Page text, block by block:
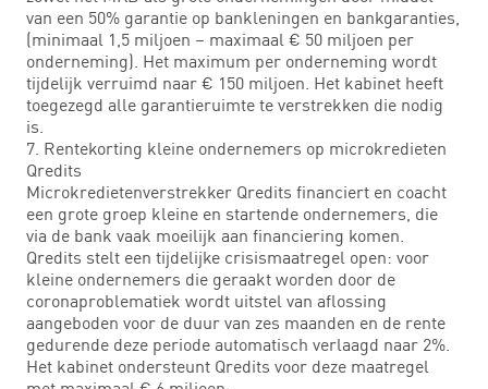
van een 50% garantie op bankleningen en bankgaranties,
(minimaal 1,5 miljoen – maximaal € 50 miljoen per
onderneming). Het maximum per onderneming wordt
tijdelijk verruimd naar € 150 miljoen. Het kabinet heeft
toegezegd alle garantieruimte te verstrekken die nodig
is.
7. Rentekorting kleine ondernemers op microkredieten
Qredits
Microkredietenverstrekker Qredits financiert en coacht
een grote groep kleine en startende ondernemers, die
via de bank vaak moeilijk aan financiering komen.
Qredits stelt een tijdelijke crisismaatregel open: voor
kleine ondernemers die geraakt worden door de
coronaproblematiek wordt uitstel van aflossing
aangeboden voor de duur van zes maanden en de rente
gedurende deze periode automatisch verlaagd naar 2%.
Het kabinet ondersteunt Qredits voor deze maatregel